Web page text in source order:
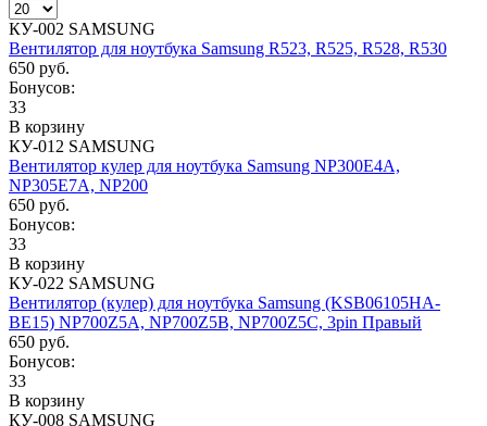
КУ-002 SAMSUNG
Вентилятор для ноутбука Samsung R523, R525, R528, R530
650 руб.
Бонусов:
33
В корзину
КУ-012 SAMSUNG
Вентилятор кулер для ноутбука Samsung NP300E4A,
NP305E7A, NP200
650 руб.
Бонусов:
33
В корзину
КУ-022 SAMSUNG
Вентилятор (кулер) для ноутбука Samsung (KSB06105HA-
BE15) NP700Z5A, NP700Z5B, NP700Z5C, 3pin Правый
650 руб.
Бонусов:
33
В корзину
КУ-008 SAMSUNG